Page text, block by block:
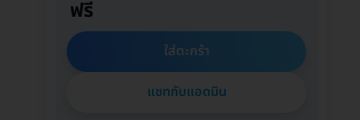
ฟรี
ใส่ตะกร้า
แชทกับแอดมิน